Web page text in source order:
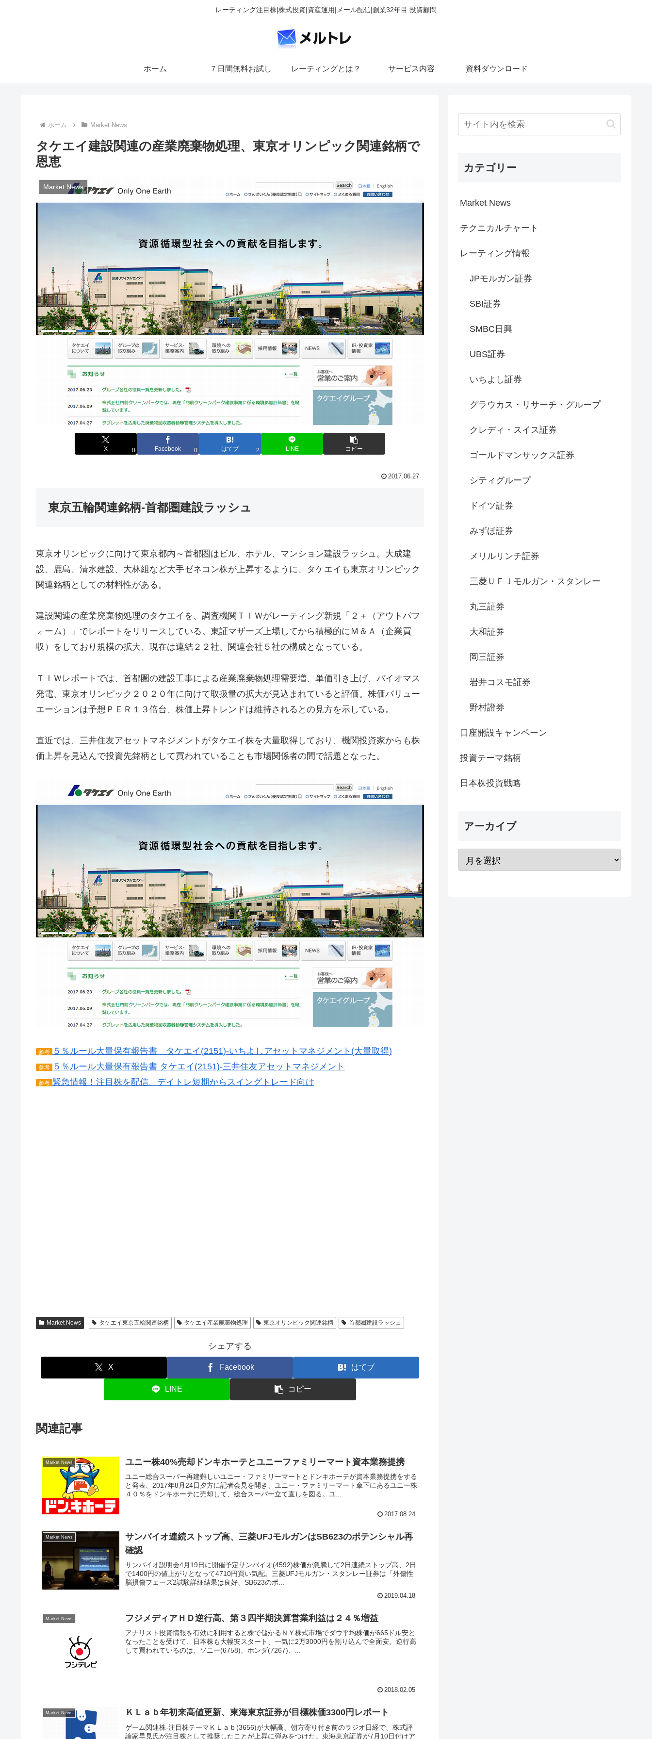
レーティング注目株|株式投資|資産運用|メール配信|創業32年目 投資顧問
ホーム ７日間無料お試し レーティングとは？ サービス内容 資料ダウンロード
ホーム Market News
タケエイ建設関連の産業廃棄物処理、東京オリンピック関連銘柄で
恩恵
Market News
X 0 Facebook 0 はてブ 2 LINE コピー
2017.06.27
東京五輪関連銘柄-首都圏建設ラッシュ
東京オリンピックに向けて東京都内～首都圏はビル、ホテル、マンション建設ラッシュ。大成建
設、鹿島、清水建設、大林組など大手ゼネコン株が上昇するように、タケエイも東京オリンピック
関連銘柄としての材料性がある。
建設関連の産業廃棄物処理のタケエイを、調査機関ＴＩＷがレーティング新規「２＋（アウトパフ
ォーム）」でレポートをリリースしている。東証マザーズ上場してから積極的にＭ＆Ａ（企業買
収）をしており規模の拡大、現在は連結２２社、関連会社５社の構成となっている。
ＴＩＷレポートでは、首都圏の建設工事による産業廃棄物処理需要増、単価引き上げ、バイオマス
発電、東京オリンピック２０２０年に向けて取扱量の拡大が見込まれていると評価。株価バリュー
エーションは予想ＰＥＲ１３倍台、株価上昇トレンドは維持されるとの見方を示している。
直近では、三井住友アセットマネジメントがタケエイ株を大量取得しており、機関投資家からも株
価上昇を見込んで投資先銘柄として買われていることも市場関係者の間で話題となった。
参考 ５％ルール大量保有報告書 タケエイ(2151)-いちよしアセットマネジメント(大量取得)
参考 ５％ルール大量保有報告書 タケエイ(2151)-三井住友アセットマネジメント
参考 緊急情報！注目株を配信、デイトレ短期からスイングトレード向け
Market News タケエイ東京五輪関連銘柄 タケエイ産業廃棄物処理 東京オリンピック関連銘柄 首都圏建設ラッシュ
シェアする
X Facebook はてブ
LINE コピー
関連記事
Market News ユニー株40%売却ドンキホーテとユニーファミリーマート資本業務提携
ユニー総合スーパー再建難しいユニー・ファミリーマートとドンキホーテが資本業務提携をする
と発表、2017年8月24日夕方に記者会見を開き、ユニー・ファミリーマート傘下にあるユニー株
４０％をドンキホーテに売却して、総合スーパー立て直しを図る。ユ...
2017.08.24
Market News
サンバイオ連続ストップ高、三菱UFJモルガンはSB623のポテンシャル再
確認
サンバイオ説明会4月19日に開催予定サンバイオ(4592)株価が急騰して2日連続ストップ高、2日
で1400円の値上がりとなって4710円買い気配。三菱UFJモルガン・スタンレー証券は「外傷性
脳損傷フェーズ2試験詳細結果は良好、SB623のポ...
2019.04.18
Market News フジメディアＨＤ逆行高、第３四半期決算営業利益は２４％増益
アナリスト投資情報を有効に利用すると株で儲かるＮＹ株式市場でダウ平均株価が665ドル安と
なったことを受けて、日本株も大幅安スタート、一気に2万3000円を割り込んで全面安。逆行高
して買われているのは、ソニー(6758)、ホンダ(7267)、...
2018.02.05
Market News ＫＬａｂ年初来高値更新、東海東京証券が目標株価3300円レポート
ゲーム関連株-注目株テーマＫＬａｂ(3656)が大幅高、朝方寄り付き前のラジオ日経で、株式評
論家早見氏が注目株として推奨したことが上昇に弾みをつけた。東海東京証券が7月10日付けア
カテゴリー
Market News
テクニカルチャート
レーティング情報
JPモルガン証券
SBI証券
SMBC日興
UBS証券
いちよし証券
グラウカス・リサーチ・グループ
クレディ・スイス証券
ゴールドマンサックス証券
シティグループ
ドイツ証券
みずほ証券
メリルリンチ証券
三菱ＵＦＪモルガン・スタンレー
丸三証券
大和証券
岡三証券
岩井コスモ証券
野村證券
口座開設キャンペーン
投資テーマ銘柄
日本株投資戦略
アーカイブ